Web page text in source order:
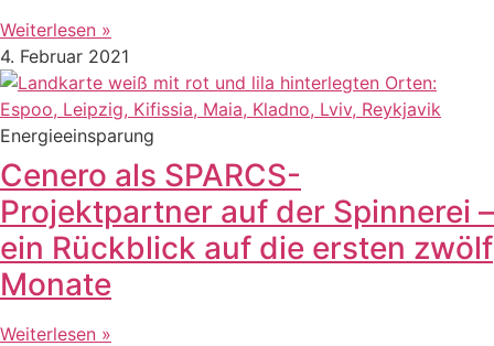
Weiterlesen »
4. Februar 2021
Energieeinsparung
Cenero als SPARCS-
Projektpartner auf der Spinnerei –
ein Rückblick auf die ersten zwölf
Monate
Weiterlesen »